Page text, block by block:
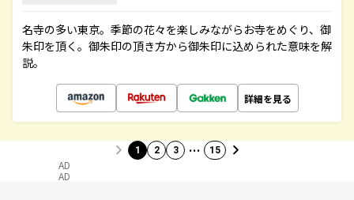
名寺の多い東京。季節の花々を楽しみながらお寺をめぐり、御
朱印を頂く。御朱印の頂き方から御朱印に込められた意味を解
説。
詳細を見る
1 2 3 … 15
AD
AD